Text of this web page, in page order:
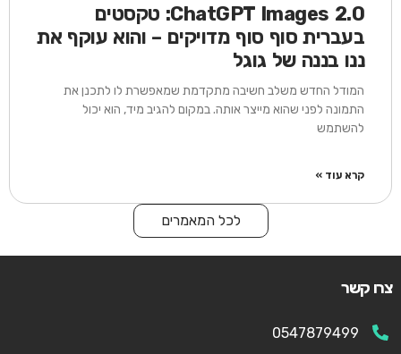
ChatGPT Images 2.0: טקסטים
בעברית סוף סוף מדויקים – והוא עוקף את
ננו בננה של גוגל
המודל החדש משלב חשיבה מתקדמת שמאפשרת לו לתכנן את
התמונה לפני שהוא מייצר אותה. במקום להגיב מיד, הוא יכול
להשתמש
קרא עוד »
לכל המאמרים
צרו קשר
0547879499